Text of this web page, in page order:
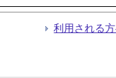
利用される